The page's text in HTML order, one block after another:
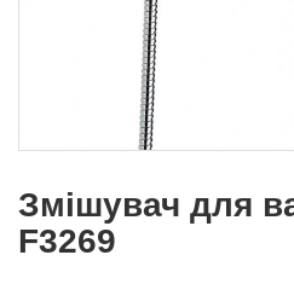
Змішувач для
F3269